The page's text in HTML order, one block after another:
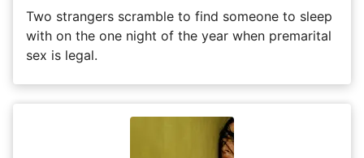
Two strangers scramble to find someone to sleep
with on the one night of the year when premarital
sex is legal.